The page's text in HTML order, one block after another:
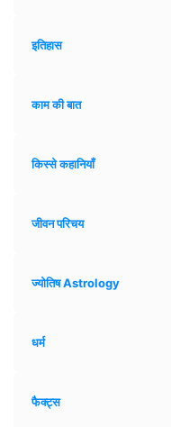
इतिहास
काम की बात
किस्से कहानियाँ
जीवन परिचय
ज्योतिष Astrology
धर्म
फैक्ट्स